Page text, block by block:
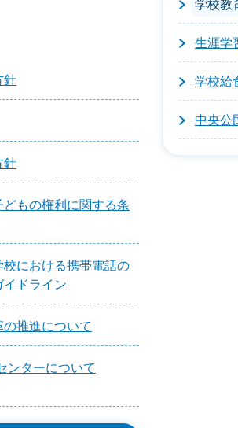
針
針
どもの権利に関する条
校における携帯電話の
ドライン
推進について
ンターについて
学校教
生涯学
学校給
中央公